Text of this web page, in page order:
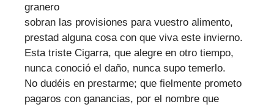
granero
sobran las provisiones para vuestro alimento,
prestad alguna cosa con que viva este invierno.
Esta triste Cigarra, que alegre en otro tiempo,
nunca conoció el daño, nunca supo temerlo.
No dudéis en prestarme; que fielmente prometo
pagaros con ganancias, por el nombre que